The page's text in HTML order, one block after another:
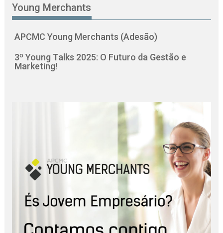
Young Merchants
APCMC Young Merchants (Adesão)
3º Young Talks 2025: O Futuro da Gestão e
Marketing!